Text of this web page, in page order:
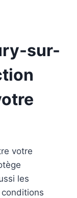
sur-
votre
les